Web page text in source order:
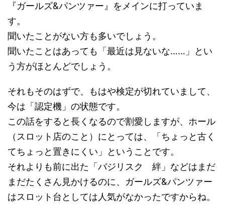
『ガールズ&パンツァー』をメインに打っていま
す。
聞いたことがない方も多いでしょう。
聞いたことはあっても「最近は見ないな……」とい
う方がほとんどでしょう。
それもそのはずで、もはや検定が切れていまして、
今は「認定機」の状態です。
この話をすると長くなるので割愛しますが、ホール
（スロット店のこと）にとっては、「ちょっと古く
てちょっと置きにくい」ということです。
それよりも前に出た「バジリスク 絆」などはまだ
まだたくさん見かけるのに、ガールズ&パンツァー
はスロット台としては人気がなかったですからね。